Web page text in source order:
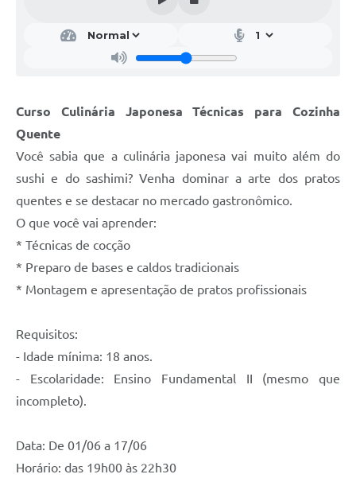
A Prefeitura
Jornal
Agenda
Diário Oficial
Editais
Curso Culinária Japonesa Técnicas para Cozinha
Quente
Você sabia que a culinária japonesa vai muito além do
sushi e do sashimi? Venha dominar a arte dos pratos
quentes e se destacar no mercado gastronômico.
O que você vai aprender:
* Técnicas de cocção
* Preparo de bases e caldos tradicionais
* Montagem e apresentação de pratos profissionais
Requisitos:
- Idade mínima: 18 anos.
- Escolaridade: Ensino Fundamental II (mesmo que
incompleto).
Data: De 01/06 a 17/06
Horário: das 19h00 às 22h30